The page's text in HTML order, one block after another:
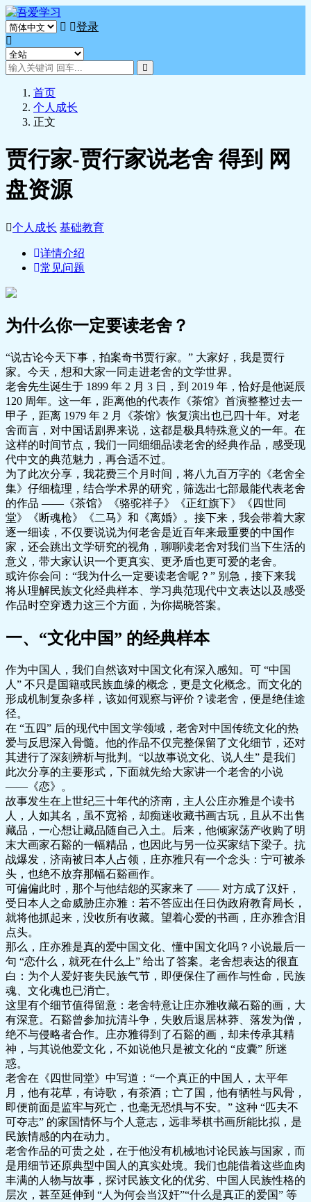
登录
首页
个人成长
正文
贾行家-贾行家说老舍 得到 网
盘资源
个人成长 基础教育
详情介绍
常见问题
为什么你一定要读老舍？
“说古论今天下事，拍案奇书贾行家。” 大家好，我是贾行
家。今天，想和大家一同走进老舍的文学世界。
老舍先生诞生于 1899 年 2 月 3 日，到 2019 年，恰好是他诞辰
120 周年。这一年，距离他的代表作《茶馆》首演整整过去一
甲子，距离 1979 年 2 月《茶馆》恢复演出也已四十年。对老
舍而言，对中国话剧界来说，这都是极具特殊意义的一年。在
这样的时间节点，我们一同细细品读老舍的经典作品，感受现
代中文的典范魅力，再合适不过。
为了此次分享，我花费三个月时间，将八九百万字的《老舍全
集》仔细梳理，结合学术界的研究，筛选出七部最能代表老舍
的作品 ——《茶馆》《骆驼祥子》《正红旗下》《四世同
堂》《断魂枪》《二马》和《离婚》。接下来，我会带着大家
逐一细读，不仅要说说为何老舍是近百年来最重要的中国作
家，还会跳出文学研究的视角，聊聊读老舍对我们当下生活的
意义，带大家认识一个更真实、更矛盾也更可爱的老舍。
或许你会问：“我为什么一定要读老舍呢？” 别急，接下来我
将从理解民族文化经典样本、学习典范现代中文表达以及感受
作品时空穿透力这三个方面，为你揭晓答案。
一、“文化中国” 的经典样本
作为中国人，我们自然该对中国文化有深入感知。可 “中国
人” 不只是国籍或民族血缘的概念，更是文化概念。而文化的
形成机制复杂多样，该如何观察与评价？读老舍，便是绝佳途
径。
在 “五四” 后的现代中国文学领域，老舍对中国传统文化的热
爱与反思深入骨髓。他的作品不仅完整保留了文化细节，还对
其进行了深刻辨析与批判。“以故事说文化、说人生” 是我们
此次分享的主要形式，下面就先给大家讲一个老舍的小说
——《恋》。
故事发生在上世纪三十年代的济南，主人公庄亦雅是个读书
人，人如其名，虽不宽裕，却痴迷收藏书画古玩，且从不出售
藏品，一心想让藏品随自己入土。后来，他倾家荡产收购了明
末大画家石谿的一幅精品，也因此与另一位买家结下梁子。抗
战爆发，济南被日本人占领，庄亦雅只有一个念头：宁可被杀
头，也绝不放弃那幅石谿画作。
可偏偏此时，那个与他结怨的买家来了 —— 对方成了汉奸，
受日本人之命威胁庄亦雅：若不答应出任日伪政府教育局长，
就将他抓起来，没收所有收藏。望着心爱的书画，庄亦雅含泪
点头。
那么，庄亦雅是真的爱中国文化、懂中国文化吗？小说最后一
句 “恋什么，就死在什么上” 给出了答案。老舍想表达的很直
白：为个人爱好丧失民族气节，即便保住了画作与性命，民族
魂、文化魂也已消亡。
这里有个细节值得留意：老舍特意让庄亦雅收藏石谿的画，大
有深意。石谿曾参加抗清斗争，失败后退居林莽、落发为僧，
绝不与侵略者合作。庄亦雅得到了石谿的画，却未传承其精
神，与其说他爱文化，不如说他只是被文化的 “皮囊” 所迷
惑。
老舍在《四世同堂》中写道：“一个真正的中国人，太平年
月，他有花草，有诗歌，有茶酒；亡了国，他有牺牲与风骨，
即便前面是监牢与死亡，也毫无恐惧与不安。” 这种 “匹夫不
可夺志” 的家国情怀与个人意志，远非琴棋书画所能比拟，是
民族情感的内在动力。
老舍作品的可贵之处，在于他没有机械地讨论民族与国家，而
是用细节还原典型中国人的真实处境。我们也能借着这些血肉
丰满的人物与故事，探讨民族文化的优劣、中国人民族性格的
层次，甚至延伸到 “人为何会当汉奸”“什么是真正的爱国” 等